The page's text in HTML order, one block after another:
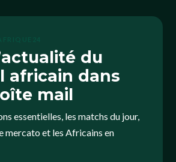
du
africain dans
mail
essentielles, les matchs du jour,
mercato et les Africains en